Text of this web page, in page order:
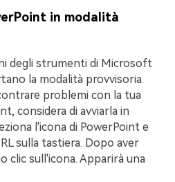
in modalità
degli strumenti di Microsoft
la modalità provvisoria.
problemi con la tua
considera di avviarla in
l'icona di PowerPoint e
sulla tastiera. Dopo aver
clic sull'icona. Apparirà una